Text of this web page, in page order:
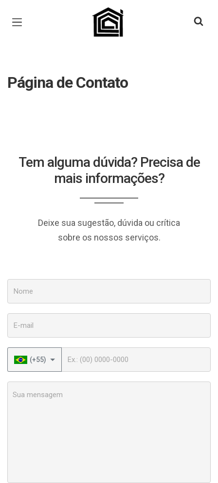
Página inicial
Página de Contato
Tem alguma dúvida? Precisa de
mais informações?
Deixe sua sugestão, dúvida ou crítica
sobre os nossos serviços.
(+55)